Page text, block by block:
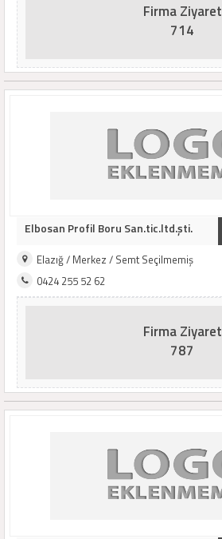
Firma Ziyaret
714
Elbosan Profil Boru San.tic.ltd.şti.
Elazığ / Merkez / Semt Seçilmemiş
0424 255 52 62
Firma Ziyaret
787